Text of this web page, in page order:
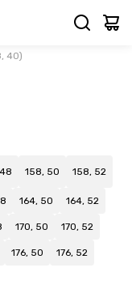
40)
158, 50 158, 52
164, 50 164, 52
170, 50 170, 52
176, 50 176, 52